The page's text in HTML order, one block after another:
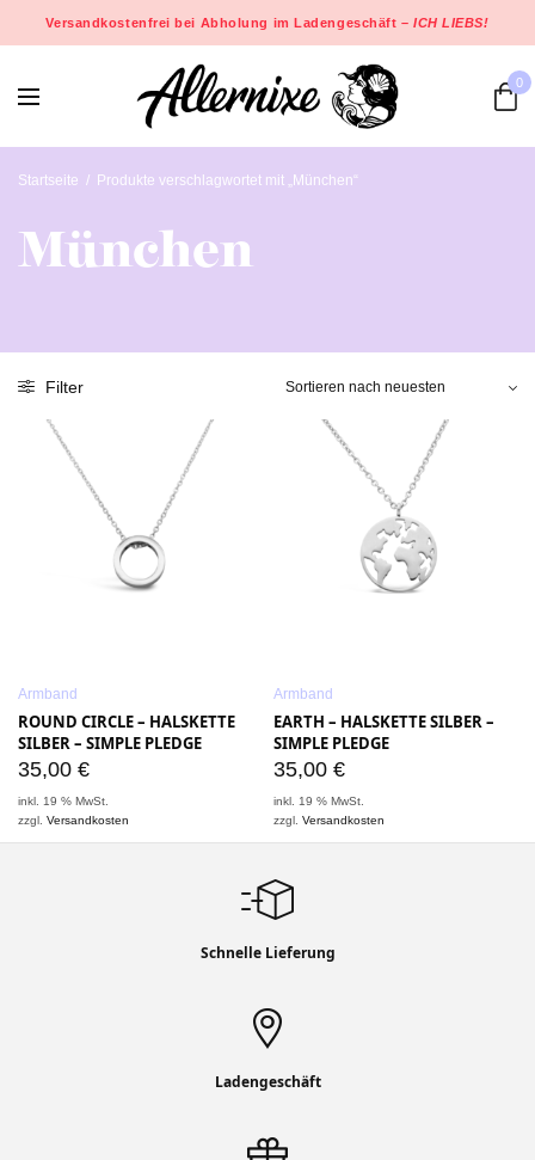
Versandkostenfrei bei Abholung im Ladengeschäft –ICH LIEBS!
0
Startseite / Produkte verschlagwortet mit „München“
München
Filter
Armband
ROUND CIRCLE – HALSKETTE
SILBER – SIMPLE PLEDGE
35,00 €
inkl. 19 % MwSt.
zzgl.Versandkosten
Armband
EARTH – HALSKETTE SILBER –
SIMPLE PLEDGE
35,00 €
inkl. 19 % MwSt.
zzgl.Versandkosten
Schnelle Lieferung
Ladengeschäft